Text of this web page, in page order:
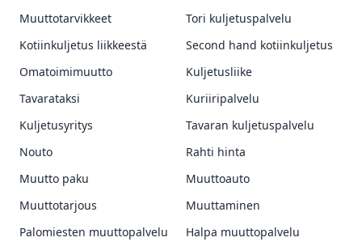
Muuttotarvikkeet
Tori kuljetuspalvelu
Kotiinkuljetus liikkeestä
Second hand kotiinkuljetus
Omatoimimuutto
Kuljetusliike
Tavarataksi
Kuriiripalvelu
Kuljetusyritys
Tavaran kuljetuspalvelu
Nouto
Rahti hinta
Muutto paku
Muuttoauto
Muuttotarjous
Muuttaminen
Palomiesten muuttopalvelu
Halpa muuttopalvelu